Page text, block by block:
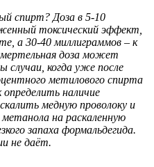
спирт? Доза в 5-10
токсический эффект,
а 30-40 миллиграммов – к
доза может
случаи, когда уже после
метилового спирта
наличие
медную проволоку и
на раскаленную
запаха формальдегида.
не даёт.